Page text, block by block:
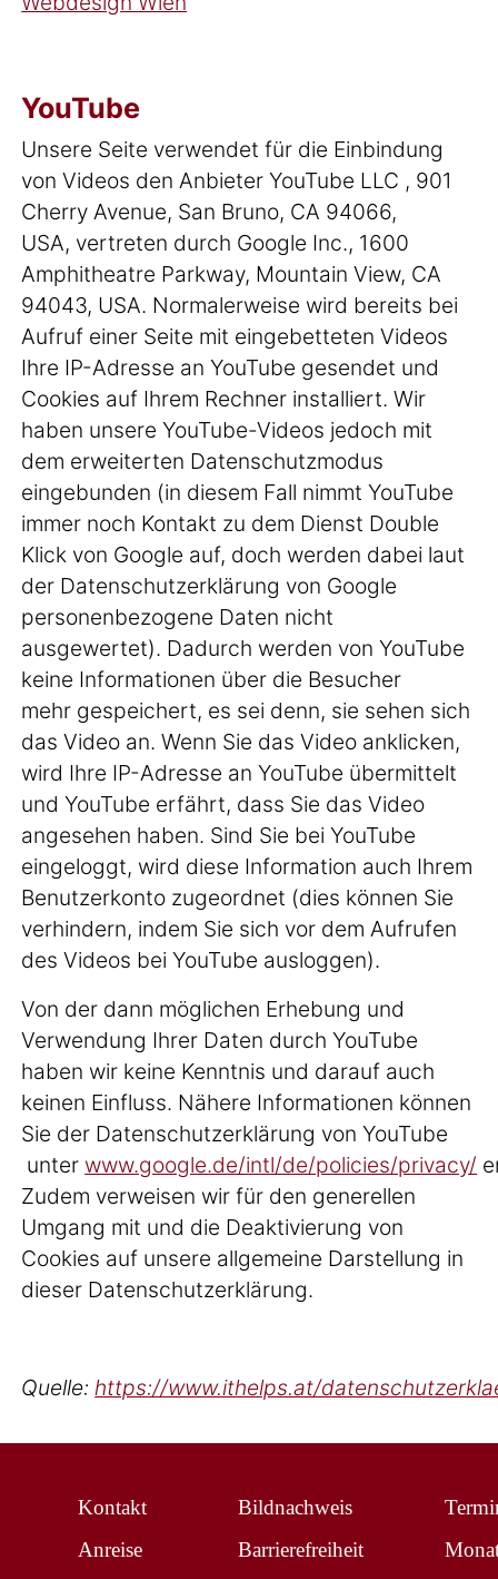
YouTube
Unsere Seite verwendet für die Einbindung
von Videos den Anbieter YouTube LLC , 901
Cherry Avenue, San Bruno, CA 94066,
USA, vertreten durch Google Inc., 1600
Amphitheatre Parkway, Mountain View, CA
94043, USA. Normalerweise wird bereits bei
Aufruf einer Seite mit eingebetteten Videos
Ihre IP-Adresse an YouTube gesendet und
Cookies auf Ihrem Rechner installiert. Wir
haben unsere YouTube-Videos jedoch mit
dem erweiterten Datenschutzmodus
eingebunden (in diesem Fall nimmt YouTube
immer noch Kontakt zu dem Dienst Double
Klick von Google auf, doch werden dabei laut
der Datenschutzerklärung von Google
personenbezogene Daten nicht
ausgewertet). Dadurch werden von YouTube
keine Informationen über die Besucher
mehr gespeichert, es sei denn, sie sehen sich
das Video an. Wenn Sie das Video anklicken,
wird Ihre IP-Adresse an YouTube übermittelt
und YouTube erfährt, dass Sie das Video
angesehen haben. Sind Sie bei YouTube
eingeloggt, wird diese Information auch Ihrem
Benutzerkonto zugeordnet (dies können Sie
verhindern, indem Sie sich vor dem Aufrufen
des Videos bei YouTube ausloggen).
Von der dann möglichen Erhebung und
Verwendung Ihrer Daten durch YouTube
haben wir keine Kenntnis und darauf auch
keinen Einfluss. Nähere Informationen können
Sie der Datenschutzerklärung von YouTube
unter www.google.de/intl/de/policies/privacy/
Zudem verweisen wir für den generellen
Umgang mit und die Deaktivierung von
Cookies auf unsere allgemeine Darstellung in
dieser Datenschutzerklärung.
Quelle:https://www.ithelps.at/
Kontakt
Anreise
Bildnachweis
Barrierefreiheit